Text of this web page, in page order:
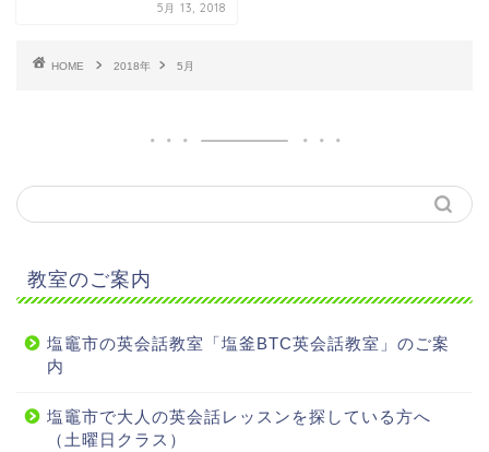
5月 13, 2018
HOME 2018年 5月
教室のご案内
塩竈市の英会話教室「塩釜BTC英会話教室」のご案
内
塩竈市で大人の英会話レッスンを探している方へ
（土曜日クラス）